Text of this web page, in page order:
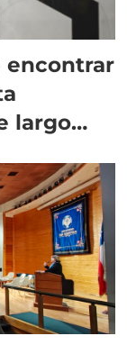
encontrar
largo